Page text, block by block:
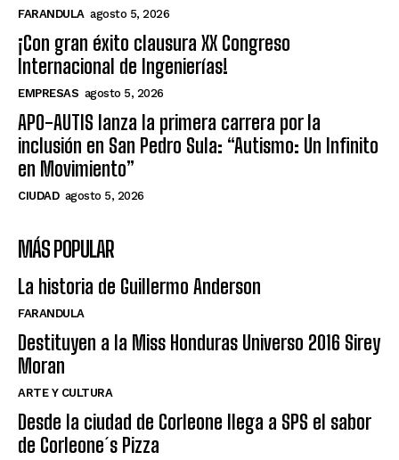
FARANDULA agosto 5, 2026
¡Con gran éxito clausura XX Congreso
Internacional de Ingenierías!
EMPRESAS agosto 5, 2026
APO-AUTIS lanza la primera carrera por la
inclusión en San Pedro Sula: “Autismo: Un Infinito
en Movimiento”
CIUDAD agosto 5, 2026
MÁS POPULAR
La historia de Guillermo Anderson
FARANDULA
Destituyen a la Miss Honduras Universo 2016 Sirey
Moran
ARTE Y CULTURA
Desde la ciudad de Corleone llega a SPS el sabor
de Corleone´s Pizza